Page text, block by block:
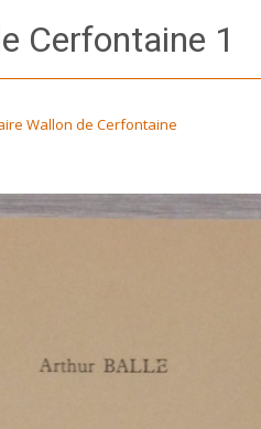
Cerfontaine 1
Wallon de Cerfontaine